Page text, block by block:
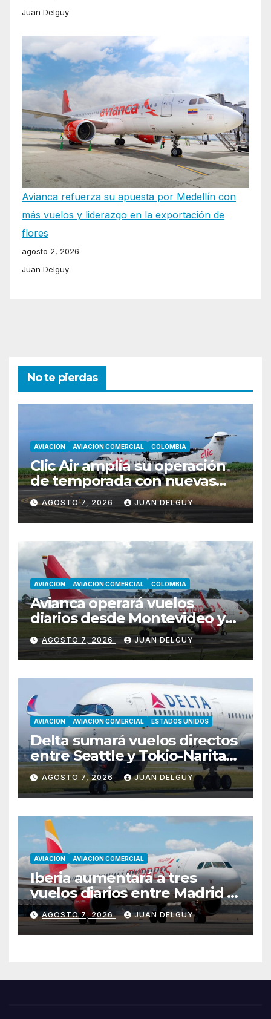
Juan Delguy
Avianca refuerza su apuesta por Medellín con
más vuelos y liderazgo en la exportación de
flores
agosto 2, 2026
Juan Delguy
No te pierdas
AVIACION AVIACION COMERCIAL COLOMBIA
Clic Air amplía su operación
de temporada con nuevas
rutas hacia Cartagena y Tolú
AGOSTO 7, 2026 JUAN DELGUY
AVIACION AVIACION COMERCIAL COLOMBIA
Avianca operará vuelos
diarios desde Montevideo y
Asunción hacia Bogotá
AGOSTO 7, 2026 JUAN DELGUY
AVIACION AVIACION COMERCIAL ESTADOS UNIDOS
Delta sumará vuelos directos
entre Seattle y Tokio-Narita
desde marzo de 2027
AGOSTO 7, 2026 JUAN DELGUY
AVIACION AVIACION COMERCIAL
Iberia aumentará a tres
vuelos diarios entre Madrid y
Menorca durante el invierno
AGOSTO 7, 2026 JUAN DELGUY